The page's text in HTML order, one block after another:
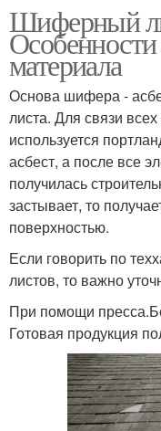
Шиферный
Особенности
материала
Основа шифера -
листа. Для связи
используется
асбест, а после все
получилась
застывает, то
поверхностью.
Если говорить по
листов, то важно
При помощи
Готовая продукция